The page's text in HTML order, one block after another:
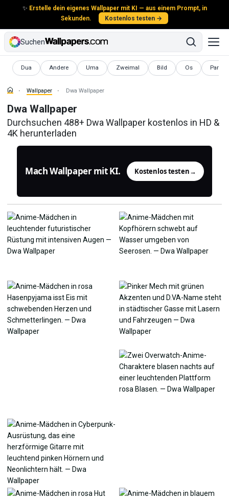
✨ Erstelle dein eigenes Wallpaper mit KI — aus einem Prompt, in
Sekunden.
Kostenlos testen →
Suchen
Dua
Wallpaper Andere
Wallpaper Uma
Wallpaper Zweimal
Wallpaper Bild
Wallpaper Os
Wallpaper Para
Wallpaper Dwa Wallpaper
Dwa Wallpaper
Durchsuchen 488+ Dwa Wallpaper kostenlos in HD &
4K herunterladen
Mach Wallpaper mit KI. Kostenlos testen→